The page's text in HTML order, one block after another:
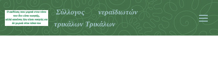
Σύλλογος νεραϊδιωτών
τρικάλων Τρικάλων